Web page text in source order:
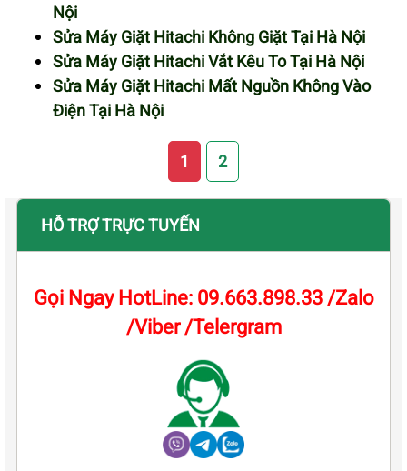
Nội
Sửa Máy Giặt Hitachi Không Giặt Tại Hà Nội
Sửa Máy Giặt Hitachi Vắt Kêu To Tại Hà Nội
Sửa Máy Giặt Hitachi Mất Nguồn Không Vào
Điện Tại Hà Nội
1 2
HỖ TRỢ TRỰC TUYẾN
Gọi Ngay HotLine: 09.663.898.33 /Zalo
/Viber /Telergram